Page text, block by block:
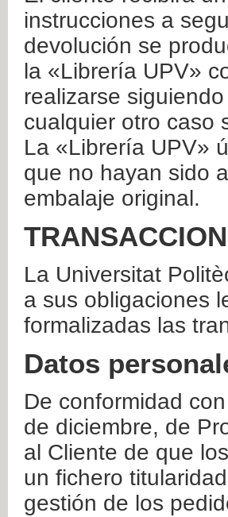
instrucciones a
devolución se
la «Librería UPV»
realizarse
cualquier otro caso
La «Librería UPV»
que no hayan sido
embalaje original.
La Universitat
a sus obligaciones
formalizadas las
Datos
De conformidad
de diciembre, de
al Cliente de que
un fichero
gestión de los